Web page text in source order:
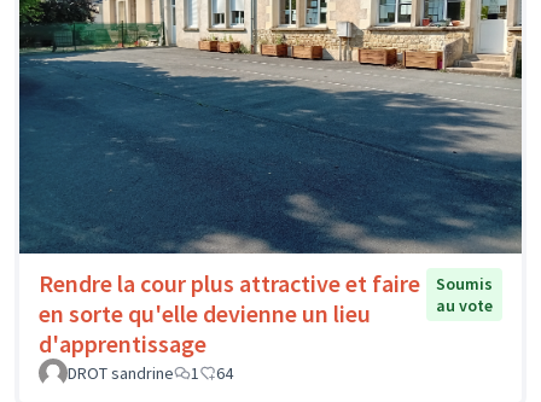
Rendre la cour plus attractive et faire
en sorte qu'elle devienne un lieu
d'apprentissage
Soumis
au vote
DROT sandrine 1 64